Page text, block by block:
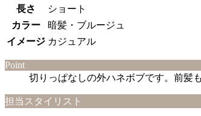
長さ
ショート
カラー 暗髪・ブルージュ
イメージ カジュアル
Point
切りっぱなしの外ハネボブです。前
担当スタイリスト